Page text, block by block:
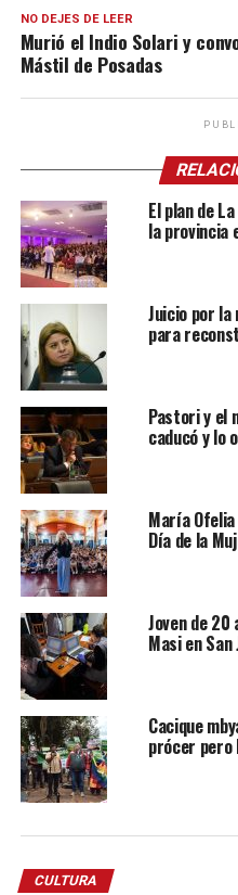
NO DEJES DE LEER
Murió el Indio Solari y
Mástil de Posadas
El plan de
la provincia
Juicio por
para
Pastori y el
caducó y lo
María
Día de la
Joven de
Masi en San
Cacique
prócer pero
CULTURA